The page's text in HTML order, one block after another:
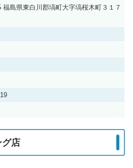
福島県東白川郡塙町大字塙桜木町３１７
グ店